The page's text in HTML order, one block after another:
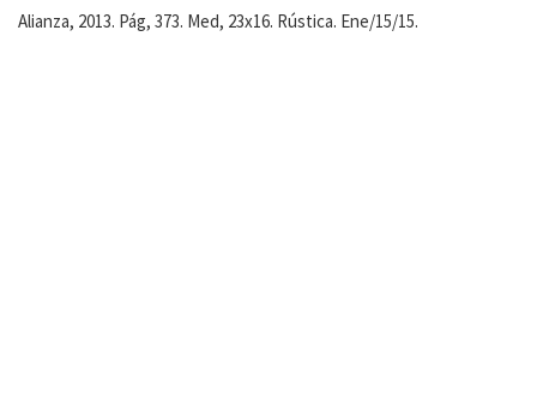
Alianza, 2013. Pág, 373. Med, 23x16. Rústica. Ene/15/15.